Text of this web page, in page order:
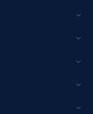
Video url,
records